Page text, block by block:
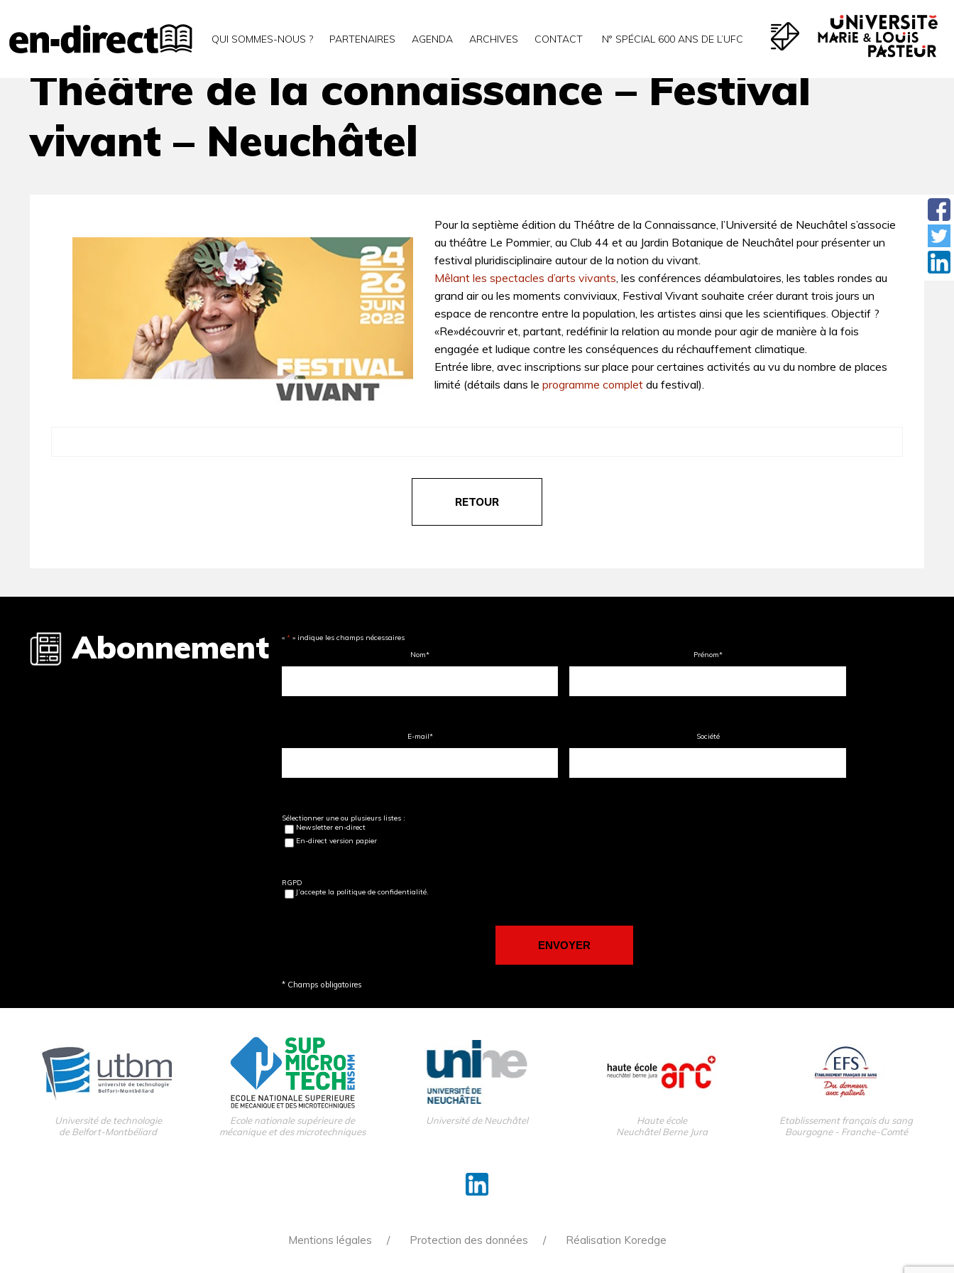
QUI SOMMES-NOUS ? PARTENAIRES AGENDA ARCHIVES CONTACT N° SPÉCIAL 600 ANS DE L’UFC
Agenda Théâtre de la connaissance – Festival vivant – Neuchâtel
Théâtre de la connaissance – Festival
vivant – Neuchâtel
Pour la septième édition du Théâtre de la Connaissance, l’Université de Neuchâtel s’associe
au théâtre Le Pommier, au Club 44 et au Jardin Botanique de Neuchâtel pour présenter un
festival pluridisciplinaire autour de la notion du vivant.
Mêlant les spectacles d’arts vivants, les conférences déambulatoires, les tables rondes au
grand air ou les moments conviviaux, Festival Vivant souhaite créer durant trois jours un
espace de rencontre entre la population, les artistes ainsi que les scientifiques. Objectif ?
«Re»découvrir et, partant, redéfinir la relation au monde pour agir de manière à la fois
engagée et ludique contre les conséquences du réchauffement climatique.
Entrée libre, avec inscriptions sur place pour certaines activités au vu du nombre de places
limité (détails dans le programme complet du festival).
RETOUR
Abonnement « * » indique les champs nécessaires
Nom* Prénom*
E-mail* Société
Sélectionner une ou plusieurs listes :
Newsletter en-direct
En-direct version papier
RGPD
J’accepte la politique de confidentialité.
* Champs obligatoires
Université de technologie
de Belfort-Montbéliard
Ecole nationale supérieure de
mécanique et des microtechniques
Université de Neuchâtel
Haute école
Neuchâtel Berne Jura
Etablissement français du sang
Bourgogne - Franche-Comté
Mentions légales Protection des données Réalisation Koredge